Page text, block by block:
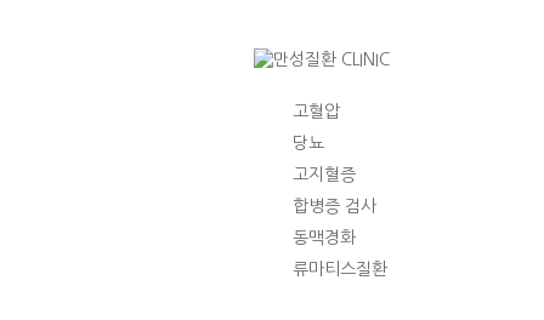
고혈압
당뇨
고지혈증
합병증 검사
동맥경화
류마티스질환